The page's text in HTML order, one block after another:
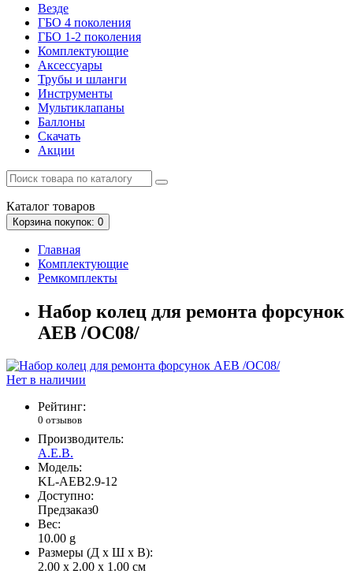
Везде
ГБО 4 поколения
ГБО 1-2 поколения
Комплектующие
Аксессуары
Трубы и шланги
Инструменты
Мультиклапаны
Баллоны
Скачать
Акции
Каталог товаров
Корзина покупок: 0
Главная
Комплектующие
Ремкомплекты
Набор колец для ремонта форсунок
AEB /OC08/
Нет в наличии
Рейтинг:
0 отзывов
Производитель:
A.E.B.
Модель:
KL-AEB2.9-12
Доступно:
Предзаказ0
Вес:
10.00 g
Размеры (Д x Ш x В):
2.00 x 2.00 x 1.00 см